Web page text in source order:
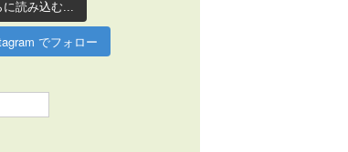
に読み込む...
でフォロー